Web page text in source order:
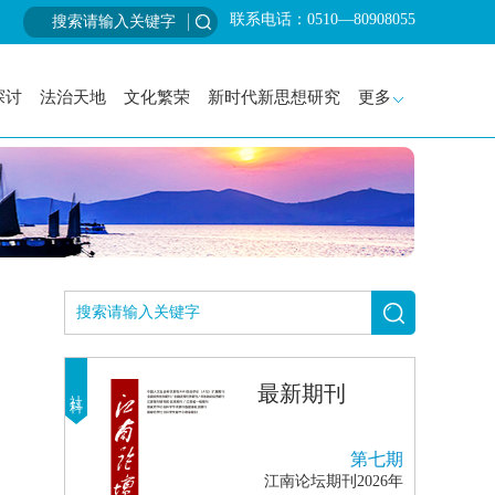
联系电话：0510—80908055
讨 法治天地 文化繁荣 新时代新思想研究 更多
最新期刊
第七期
江南论坛期刊2026年